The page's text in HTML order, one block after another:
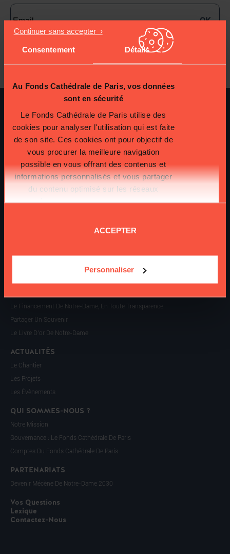
Consentement Détails
Au Fonds Cathédrale de Paris, vos données
sont en sécurité
Le Fonds Cathédrale de Paris utilise des
cookies pour analyser l'utilisation qui est faite
de son site. Ces cookies ont pour objectif de
vous procurer la meilleure navigation
possible en vous offrant des contenus et
informations personnalisés et vous partager
du contenu optimisé sur les réseaux
sociaux.Plus d'informations sur la
ACCEPTER
Personnaliser
J'accepte de recevoir les communications du Fonds
Cathédrale de Paris
OK
Retour Sur L’incendie De Notre-Dame De Paris
Et Après ?
L’INCENDIE DE LA CATHÉDRALE
Le Financement De Notre-Dame, En Toute Transparence
Partager Un Souvenir
Le Livre D’or De Notre-Dame
ACTUALITÉS
Le Chantier
Les Projets
Les Évènements
QUI SOMMES-NOUS ?
Notre Mission
Gouvernance : Le Fonds Cathédrale De Paris
Comptes Du Fonds Cathédrale De Paris
PARTENARIATS
Devenir Mécène De Notre-Dame 2030
Vos Questions
Lexique
Contactez-Nous